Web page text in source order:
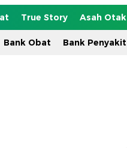
True Story Asah Otak
Bank Obat Bank Penyakit